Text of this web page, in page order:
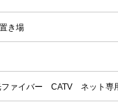
き場
ァイバー CATV ネット専